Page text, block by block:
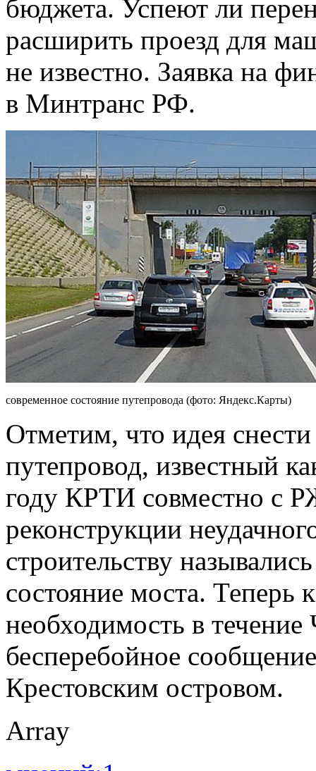
бюджета. Успеют ли
расширить проезд для
не известно. Заявка на
в Минтранс РФ.
современное состояние путепровода (фото: Яндекс.Карты)
Отметим, что идея
путепровод, известный
году КРТИ совместно с
реконструкции
строительству
состояние моста. Теперь
необходимость в
бесперебойное
Крестовским островом.
Array